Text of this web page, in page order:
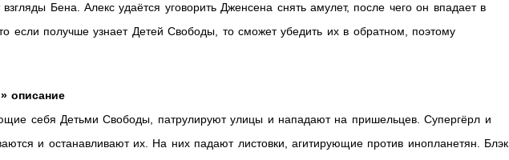
Бена. Алекс удаётся уговорить Дженсена снять амулет, после чего он впадает в
если получше узнает Детей Свободы, то сможет убедить их в обратном, поэтому
описание
себя Детьми Свободы, патрулируют улицы и нападают на пришельцев. Супергёрл и
и останавливают их. На них падают листовки, агитирующие против инопланетян. Блэк